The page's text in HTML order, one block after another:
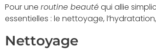
Pour une routine beautéqui allie
essentielles : le nettoyage,
Nettoyage